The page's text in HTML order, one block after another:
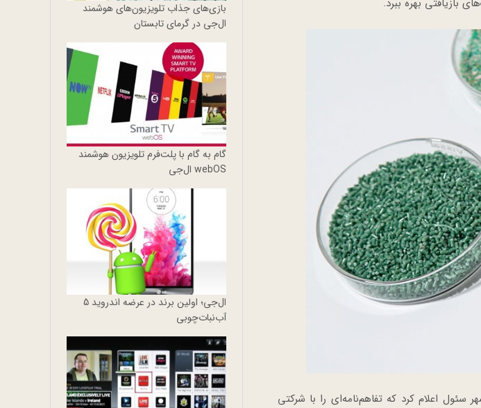
اعلام کرد که تفاهم‌نامه‌ای را با شرکتی
بازی‌های جذاب تلویزیون‌های هوشمند
ال‌جی در گرمای تابستان
گام به گام با پلت‌فرم تلویزیون هوشمند
webOS ال‌جی
ال‌جی؛ اولین برند در عرضه اندروید 5
آب‌نبات‌چوبی